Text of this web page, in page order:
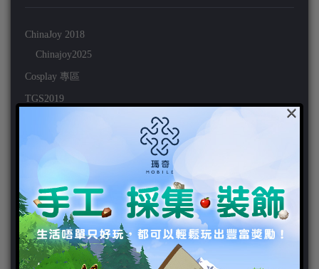
ChinaJoy 2018
Chinajoy2025
Cosplay 專區
TGS2019
天堂2:革命 專區
天堂2:革命 新聞
好康活動
官方虛寶
家用遊戲
×